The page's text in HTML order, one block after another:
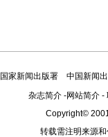
国家新闻出版署
中国新闻
杂志简介-网站简介-
Copyright©
转载需注明来源